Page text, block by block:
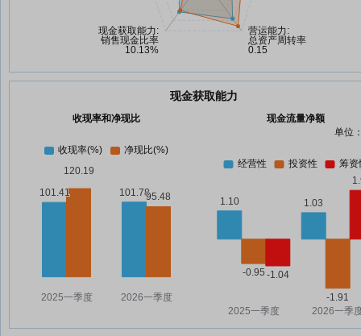
现金获取能力
收现率和净现比
现金流量净额
单位